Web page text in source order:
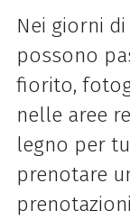
Nei giorni
possono
fiorito,
nelle aree
legno per
prenotare